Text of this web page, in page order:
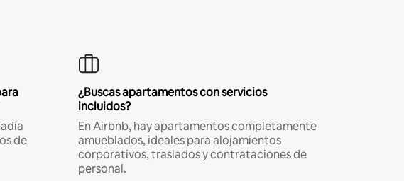
de
¿Buscas apartamentos con servicios
incluidos?
En Airbnb, hay apartamentos completamente
amueblados, ideales para alojamientos
corporativos, traslados y contrataciones de
personal.